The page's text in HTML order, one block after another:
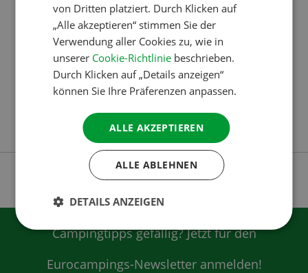
Glamping- und Campingurlaube kennen wir die
Bedürfnisse und Wünsche unserer Kunden. Um
darauf bestmöglich einzugehen, haben wir unsere
eigenen Glamping-Unterkünfte, die SunLodges,
entwickelt. Wir stellen Ihnen gerne die beiden
SunLodge Catalpa.
Campingtipps gefällig? Jetzt für den
Eurocampings-Newsletter anmelden!
SPANISH
von Dritten platziert. Durch Klicken auf
„Alle akzeptieren“ stimmen Sie der
Verwendung aller Cookies zu, wie in
unserer Cookie-Richtlinie beschrieben.
Durch Klicken auf „Details anzeigen“
können Sie Ihre Präferenzen anpassen.
ALLE AKZEPTIEREN
ALLE ABLEHNEN
DETAILS ANZEIGEN